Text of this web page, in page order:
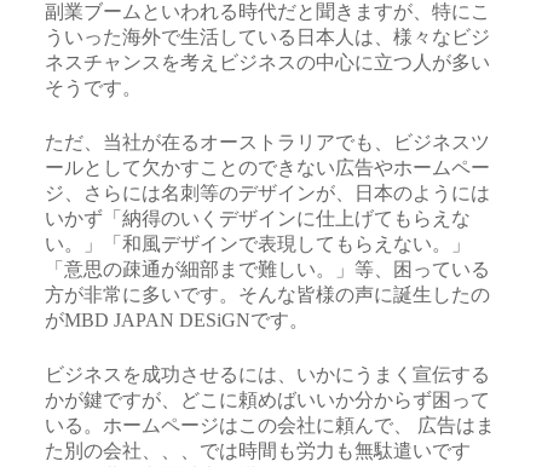
副業ブームといわれる時代だと聞きますが、特にこ
ういった海外で生活している日本人は、様々なビジ
ネスチャンスを考えビジネスの中心に立つ人が多い
そうです。
ただ、当社が在るオーストラリアでも、ビジネスツ
ールとして欠かすことのできない広告やホームペー
ジ、さらには名刺等のデザインが、日本のようには
いかず「納得のいくデザインに仕上げてもらえな
い。」「和風デザインで表現してもらえない。」
「意思の疎通が細部まで難しい。」等、困っている
方が非常に多いです。そんな皆様の声に誕生したの
がMBD JAPAN DESiGNです。
ビジネスを成功させるには、いかにうまく宣伝する
かが鍵ですが、どこに頼めばいいか分からず困って
いる。ホームページはこの会社に頼んで、 広告はま
た別の会社、、、では時間も労力も無駄遣いです